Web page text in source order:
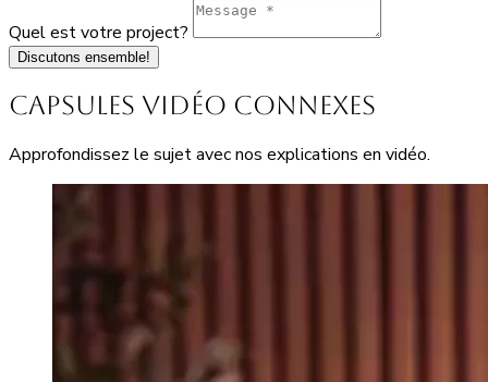
Quel est votre project?
Discutons ensemble!
Capsules vidéo connexes
Approfondissez le sujet avec nos explications en vidéo.